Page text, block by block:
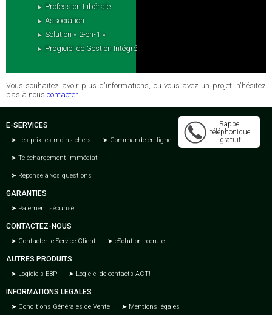
Profession Libérale
Association
Solution « 2-en-1 »
Progiciel de Gestion Intégré
Vous souhaitez avoir plus d'informations, ou vous avez un projet, n'hésitez
pas à nous contacter.
Rappel
téléphonique
gratuit
E-SERVICES
Les prix les moins chers Commande en ligne
Téléchargement immédiat
Réponse à vos questions
GARANTIES
Paiement sécurisé
CONTACTEZ-NOUS
Contacter le Service Client eSolution recrute
AUTRES PRODUITS
Logiciels EBP Logiciel de contacts ACT!
INFORMATIONS LEGALES
Conditions Générales de Vente Mentions légales